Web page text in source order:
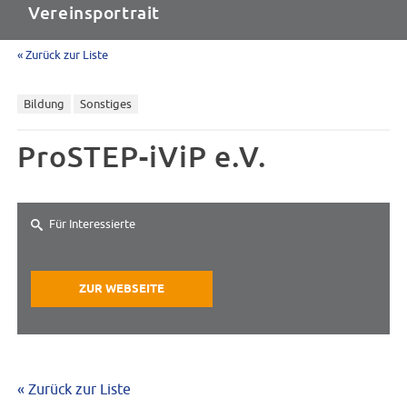
Vereinsportrait
« Zurück zur Liste
Bildung Sonstiges
ProSTEP-iViP e.V.
Für Interessierte
ZUR WEBSEITE
« Zurück zur Liste